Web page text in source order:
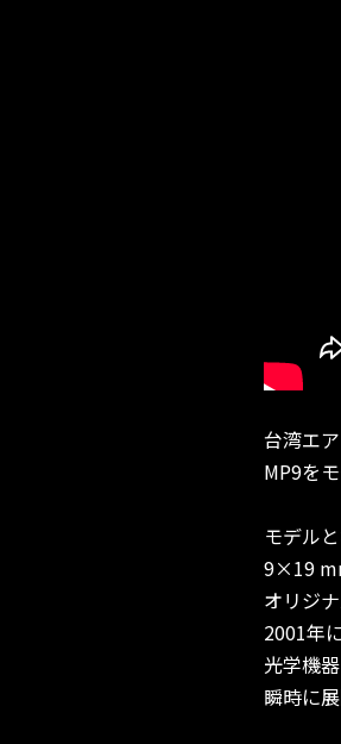
台湾エ
MP9を
モデル
9×19
オリジ
2001年
光学機
瞬時に